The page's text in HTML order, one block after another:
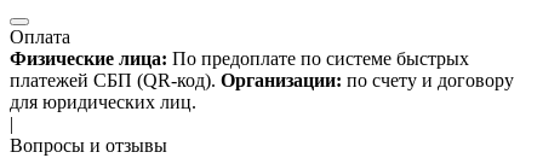
Оплата
Физические лица: По предоплате по системе быстрых
платежей СБП (QR-код). Организации: по счету и договору
для юридических лиц.
|
Вопросы и отзывы